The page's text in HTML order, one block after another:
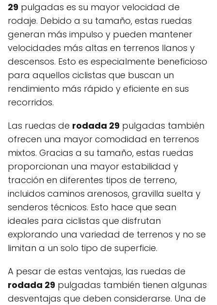
29 pulgadas es su mayor velocidad de
rodaje. Debido a su tamaño, estas ruedas
generan más impulso y pueden mantener
velocidades más altas en terrenos llanos y
descensos. Esto es especialmente beneficioso
para aquellos ciclistas que buscan un
rendimiento más rápido y eficiente en sus
recorridos.
Las ruedas de rodada 29 pulgadas también
ofrecen una mayor comodidad en terrenos
mixtos. Gracias a su tamaño, estas ruedas
proporcionan una mayor estabilidad y
tracción en diferentes tipos de terreno,
incluidos caminos arenosos, gravilla suelta y
senderos técnicos. Esto hace que sean
ideales para ciclistas que disfrutan
explorando una variedad de terrenos y no se
limitan a un solo tipo de superficie.
A pesar de estas ventajas, las ruedas de
rodada 29 pulgadas también tienen algunas
desventajas que deben considerarse. Una de